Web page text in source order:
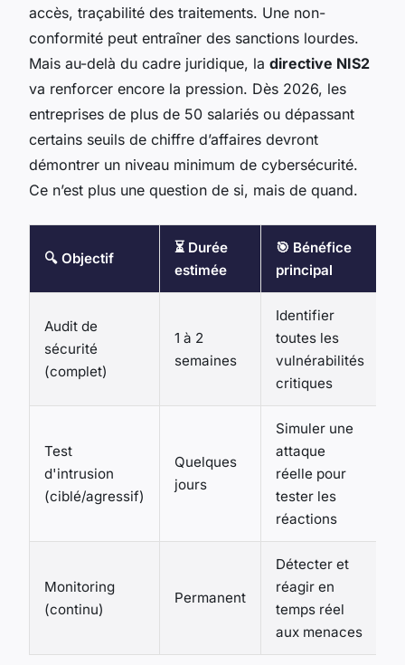
accès, traçabilité des traitements. Une non-
conformité peut entraîner des sanctions lourdes.
Mais au-delà du cadre juridique, la directive NIS2
va renforcer encore la pression. Dès 2026, les
entreprises de plus de 50 salariés ou dépassant
certains seuils de chiffre d’affaires devront
démontrer un niveau minimum de cybersécurité.
Ce n’est plus une question de si, mais de quand.
🔍 Objectif
⏳ Durée
estimée
🎯 Bénéfice
principal
Audit de
sécurité
(complet)
1 à 2
semaines
Identifier
toutes les
vulnérabilités
critiques
Test
d'intrusion
(ciblé/agressif)
Quelques
jours
Simuler une
attaque
réelle pour
tester les
réactions
Monitoring
(continu)
Permanent
Détecter et
réagir en
temps réel
aux menaces